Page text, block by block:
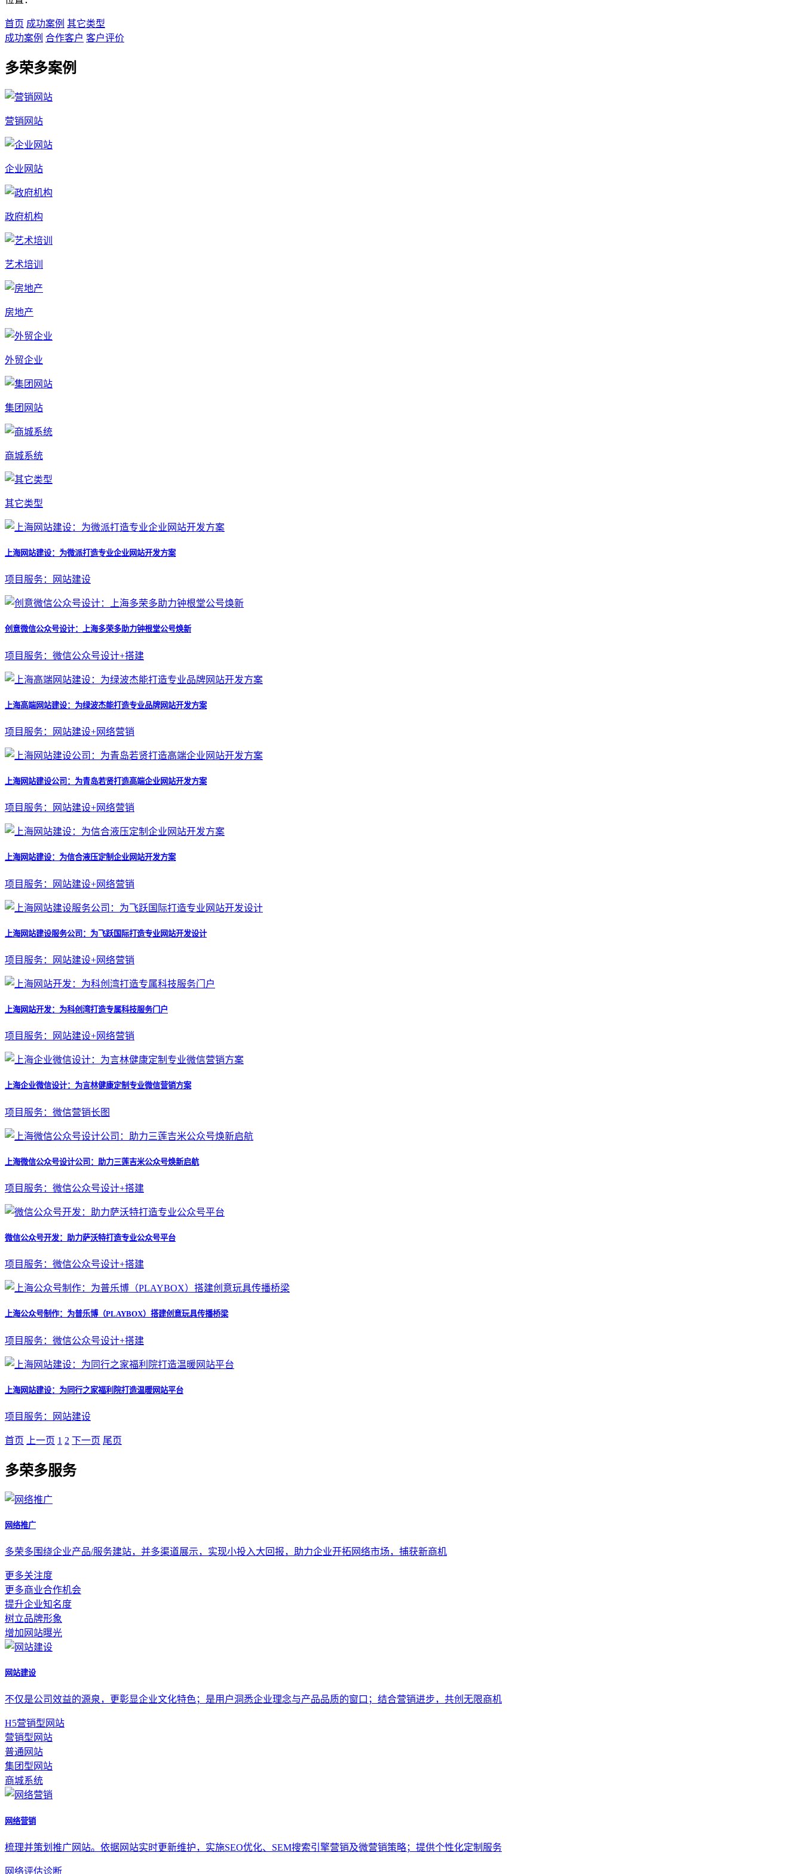
首页 成功案例 其它类型
成功案例 合作客户 客户评价
多荣多案例
营销网站
企业网站
政府机构
艺术培训
房地产
外贸企业
集团网站
商城系统
其它类型
上海网站建设：为微派打造专业企业网站开发方案
项目服务：网站建设
创意微信公众号设计：上海多荣多助力钟根堂公号焕新
项目服务：微信公众号设计+搭建
上海高端网站建设：为绿波杰能打造专业品牌网站开发方案
项目服务：网站建设+网络营销
上海网站建设公司：为青岛若贤打造高端企业网站开发方案
项目服务：网站建设+网络营销
上海网站建设：为信合液压定制企业网站开发方案
项目服务：网站建设+网络营销
上海网站建设服务公司：为飞跃国际打造专业网站开发设计
项目服务：网站建设+网络营销
上海网站开发：为科创湾打造专属科技服务门户
项目服务：网站建设+网络营销
上海企业微信设计：为言林健康定制专业微信营销方案
项目服务：微信营销长图
上海微信公众号设计公司：助力三莲吉米公众号焕新启航
项目服务：微信公众号设计+搭建
微信公众号开发：助力萨沃特打造专业公众号平台
项目服务：微信公众号设计+搭建
上海公众号制作：为普乐博（PLAYBOX）搭建创意玩具传播桥梁
项目服务：微信公众号设计+搭建
上海网站建设：为同行之家福利院打造温暖网站平台
项目服务：网站建设
首页 上一页 1 2 下一页 尾页
多荣多服务
网络推广
多荣多围绕企业产品/服务建站，并多渠道展示，实现小投入大回报，助力企业开拓网络市场，捕获新商机
更多关注度
更多商业合作机会
提升企业知名度
树立品牌形象
增加网站曝光
网站建设
不仅是公司效益的源泉，更彰显企业文化特色；是用户洞悉企业理念与产品品质的窗口；结合营销进步，共创无限商机
H5营销型网站
营销型网站
普通网站
集团型网站
商城系统
网络营销
梳理并策划推广网站。依据网站实时更新维护，实施SEO优化、SEM搜索引擎营销及微营销策略；提供个性化定制服务
网络评估诊断